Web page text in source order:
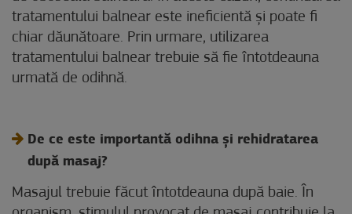
tratamentului balnear este ineficientă și poate fi
chiar dăunătoare. Prin urmare, utilizarea
tratamentului balnear trebuie să fie întotdeauna
urmată de odihnă.
De ce este importantă odihna și rehidratarea
după masaj?
Masajul trebuie făcut întotdeauna după baie. În